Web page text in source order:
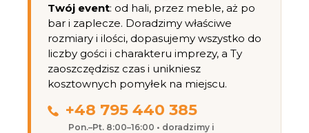
Twój event: od hali, przez meble, aż po
bar i zaplecze. Doradzimy właściwe
rozmiary i ilości, dopasujemy wszystko do
liczby gości i charakteru imprezy, a Ty
zaoszczędzisz czas i unikniesz
kosztownych pomyłek na miejscu.
+48 795 440 385
Pon.–Pt. 8:00–16:00 • doradzimy i